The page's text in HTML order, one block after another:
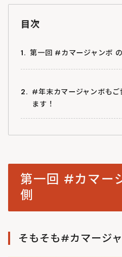
目次
第一回 #カマージャンボ
トレンド取ってみたい！
企画です
#カマージャンボ に向け
#年末カマージャンボもご
ます！
第一回 #カマー
側
そもそも#カマージ